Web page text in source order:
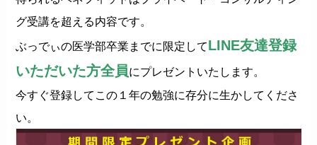
グ受講を超える内容です。
ぶっでぃの医学部卒業までに限定してLINE友達登録
いただいた方全員にプレゼントいたします。
今すぐ登録してこの１年の勉強に存分に生かしてくださ
い。